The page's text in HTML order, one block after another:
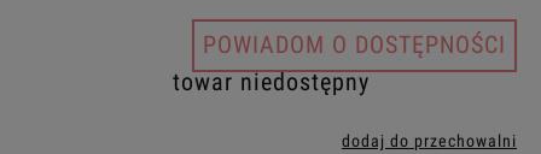
POWIADOM O DOSTĘPNOŚCI
towar niedostępny
dodaj do przechowalni